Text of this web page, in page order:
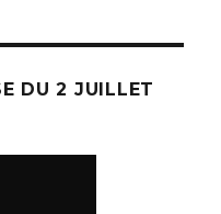
DU 2 JUILLET